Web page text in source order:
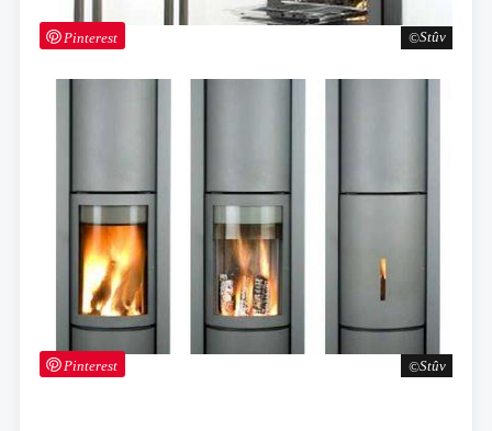
Stûv
Pinterest
Stûv
Pinterest